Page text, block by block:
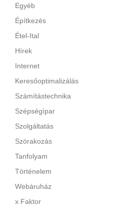
Egyéb
Építkezés
Étel-Ital
Hírek
Internet
Keresőoptimalizálás
Számítástechnika
Szépségípar
Szolgáltatás
Szórakozás
Tanfolyam
Történelem
Webáruház
x Faktor